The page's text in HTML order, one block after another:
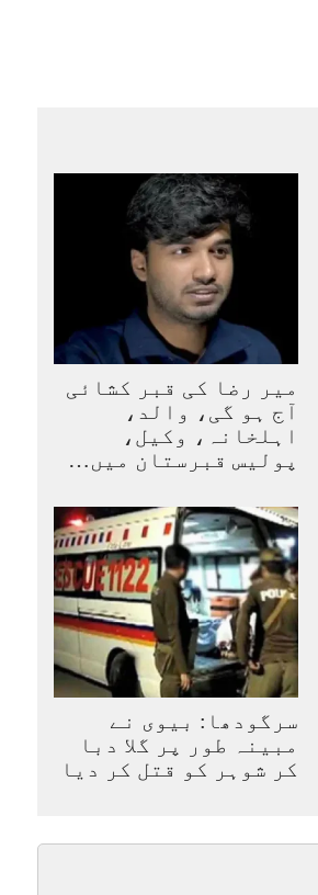
میر رضا کی قبر کشائی
آج ہو گی، والد،
اہلخانہ، وکیل،
پولیس قبرستان میں…
سرگودھا: بیوی نے
مبینہ طور پر گلا دبا
کر شوہر کو قتل کر دیا